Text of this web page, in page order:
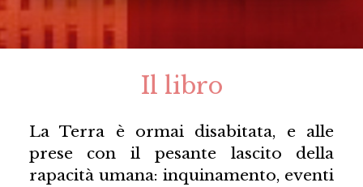
Il libro
La Terra è ormai disabitata, e alle
prese con il pesante lascito della
rapacità umana: inquinamento, eventi